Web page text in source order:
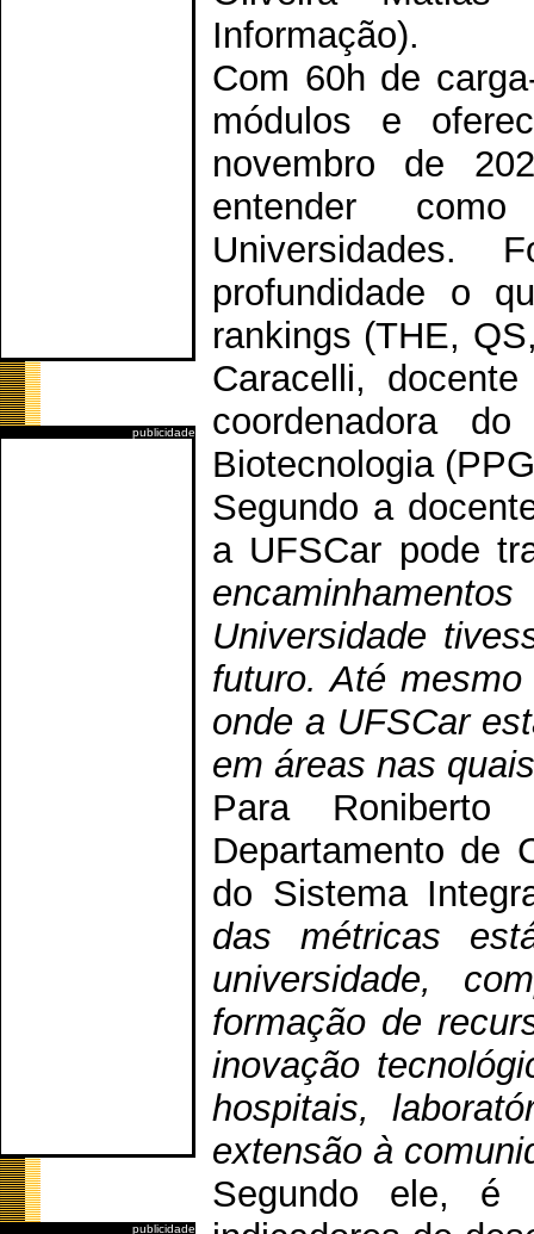
publicidade
publicidade
Informação).
Com 60h de
módulos e
novembro de
entender
Universidades.
profundidade o
rankings (THE,
Caracelli,
coordenadora
Biotecnologia
Segundo a
a UFSCar pode
Universidade
futuro. Até
onde a UFSCar
em áreas nas
Para
Departamento de
do Sistema
das métricas
universidade,
formação de
inovação
hospitais,
extensão à
Segundo ele, é